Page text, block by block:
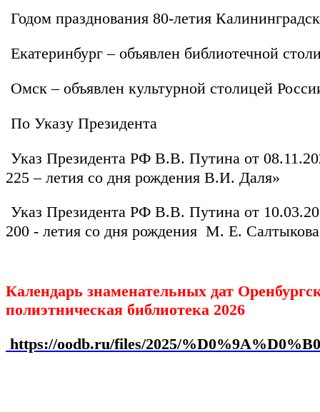
Годом празднования 80-летия
Екатеринбург – объявлен библиотечной
Омск – объявлен культурной столицей
По Указу Президента
Указ Президента РФ В.В. Путина от
225 – летия со дня рождения В.И. Даля»
Указ Президента РФ В.В. Путина от
200 - летия со дня рождения М. Е.
Календарь знаменательных дат
полиэтническая библиотека 2026
https://oodb.ru/files/2025/